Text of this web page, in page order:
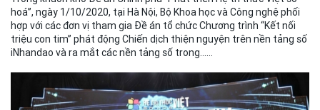
hoá”, ngày 1/10/2020, tại Hà Nội, Bộ Khoa học và Công nghệ phối
hợp với các đơn vị tham gia Đề án tổ chức Chương trình “Kết nối
triệu con tim” phát động Chiến dịch thiện nguyện trên nền tảng số
iNhandao và ra mắt các nền tảng số trong......